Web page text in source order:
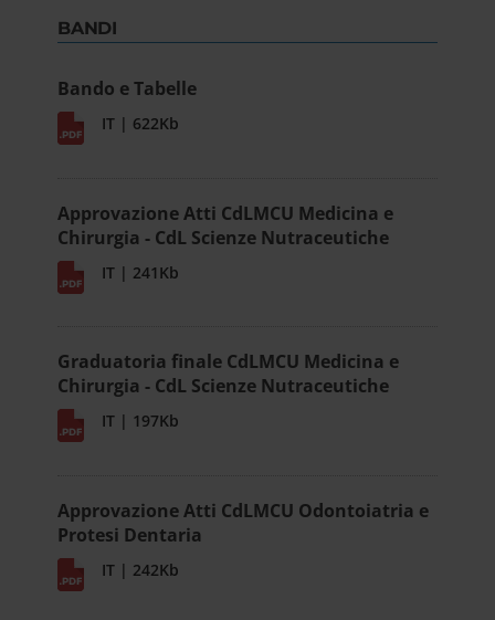
BANDI
Bando e Tabelle
IT | 622Kb
Approvazione Atti CdLMCU Medicina e
Chirurgia - CdL Scienze Nutraceutiche
IT | 241Kb
Graduatoria finale CdLMCU Medicina e
Chirurgia - CdL Scienze Nutraceutiche
IT | 197Kb
Approvazione Atti CdLMCU Odontoiatria e
Protesi Dentaria
IT | 242Kb